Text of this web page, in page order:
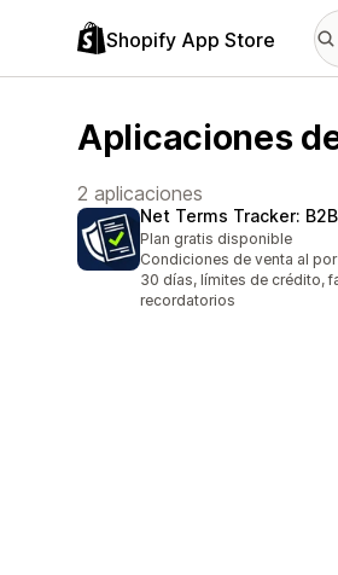
Shopify App Store
Aplicaciones
2 aplicaciones
Net Terms Tracker:
Plan gratis disponible
Condiciones de venta al
30 días, límites de crédito,
recordatorios